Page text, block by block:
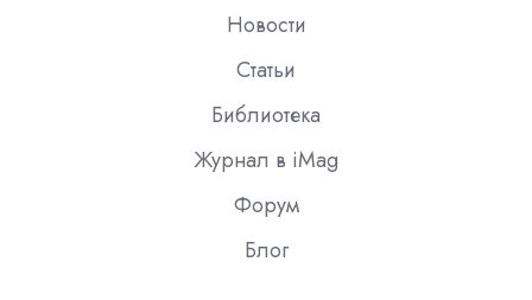
Новости
Статьи
Библиотека
Журнал в iMag
Форум
Блог